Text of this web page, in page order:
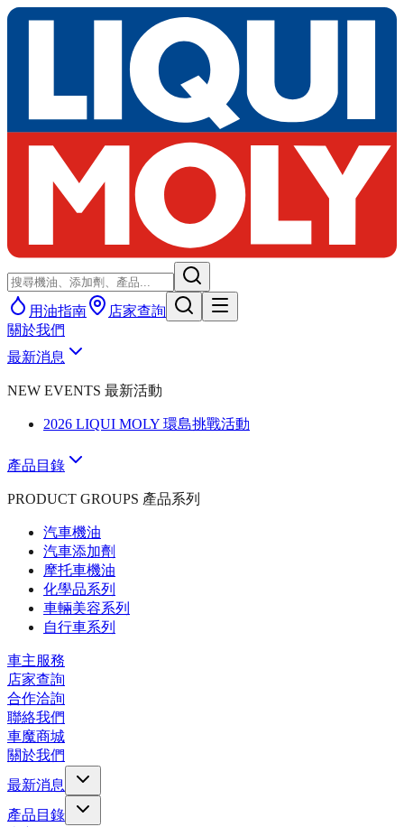
用油指南
店家查詢
關於我們
最新消息
NEW EVENTS 最新活動
2026 LIQUI MOLY 環島挑戰活動
產品目錄
PRODUCT GROUPS 產品系列
汽車機油
汽車添加劑
摩托車機油
化學品系列
車輛美容系列
自行車系列
車主服務
店家查詢
合作洽詢
聯絡我們
車魔商城
關於我們
最新消息
產品目錄